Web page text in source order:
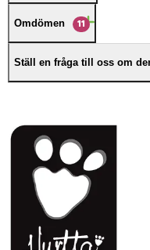
Omdömen 11
Ställ en fråga till oss om